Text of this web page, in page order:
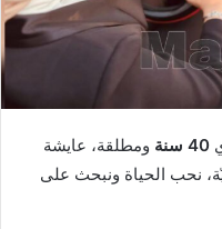
40 سنة
ومطلقة، عايشة
نحب الحياة ونبحث على